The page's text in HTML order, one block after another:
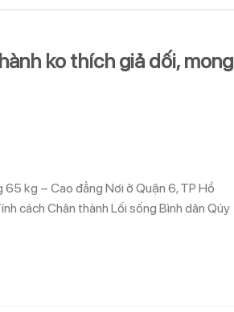
ko thích giả dối, mong
kg – Cao đẳng Nơi ở Quận 6, TP Hồ
cách Chân thành Lối sống Bình dân Qúy